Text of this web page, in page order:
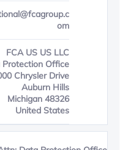
om
FCA US US LLC
Office
Chrysler Drive
Auburn Hills
Michigan 48326
United States